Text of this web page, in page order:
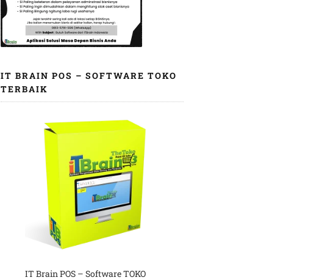
IT BRAIN POS – SOFTWARE TOKO
TERBAIK
IT Brain POS – Software TOKO